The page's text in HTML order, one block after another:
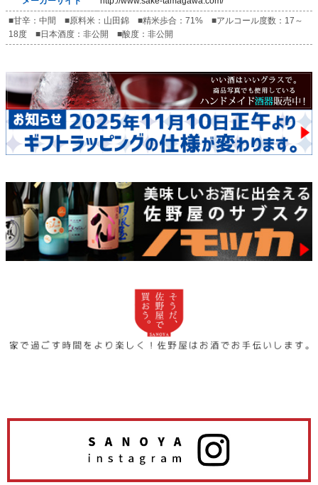
■甘辛：中間 ■原料米：山田錦 ■精米歩合：71% ■アルコール度数：17～
18度 ■日本酒度：非公開 ■酸度：非公開